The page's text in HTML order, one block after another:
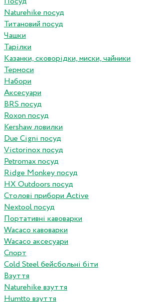
Naturehike посуд
Титановий посуд
Чашки
Тарілки
Казанки, сковорідки, миски, чайники
Термоси
Набори
Аксесуари
BRS посуд
Roxon посуд
Kershaw ловилки
Due Cigni посуд
Victorinox посуд
Petromax посуд
Ridge Monkey посуд
HX Outdoors посуд
Столові прибори Active
Nextool посуд
Портативні кавоварки
Wacaco кавоварки
Wacaco аксесуари
Спорт
Cold Steel бейсбольні біти
Взуття
Naturehike взуття
Humtto взуття